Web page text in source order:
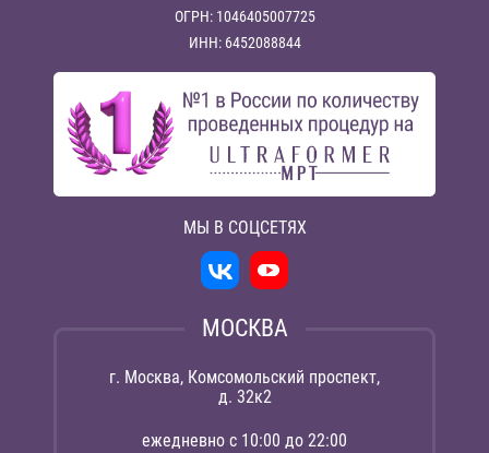
ОГРН: 1046405007725
ИНН: 6452088844
МЫ В СОЦСЕТЯХ
МОСКВА
г. Москва, Комсомольский проспект,
д. 32к2
ежедневно с 10:00 до 22:00